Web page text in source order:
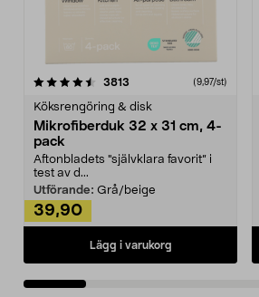
3813 (9,97/st)
Köksrengöring & disk
Mikrofiberduk 32 x 31 cm, 4-
pack
Aftonbladets "självklara favorit” i
test av d...
Utförande: Grå/beige
39,90
Lägg i varukorg
4.0av 5 stjärnor